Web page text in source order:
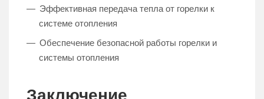
Эффективная передача тепла от горелки к
системе отопления
Обеспечение безопасной работы горелки и
системы отопления
Заключение